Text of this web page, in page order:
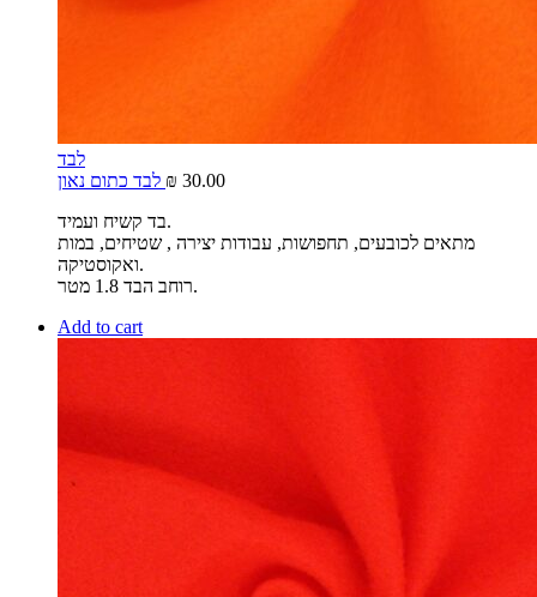
לבד
₪ 30.00
בד קשיח ועמיד.
מתאים לכובעים, תחפושות, עבודות יצירה , שטיחים, במות
ואקוסטיקה.
רוחב הבד 1.8 מטר.
Add to cart